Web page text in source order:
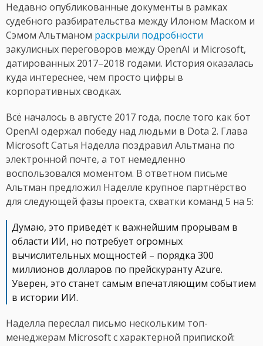
Недавно опубликованные документы в рамках
судебного разбирательства между Илоном Маском и
Сэмом Альтманом раскрыли подробности
закулисных переговоров между OpenAI и Microsoft,
датированных 2017–2018 годами. История оказалась
куда интереснее, чем просто цифры в
корпоративных сводках.
Всё началось в августе 2017 года, после того как бот
OpenAI одержал победу над людьми в Dota 2. Глава
Microsoft Сатья Наделла поздравил Альтмана по
электронной почте, а тот немедленно
воспользовался моментом. В ответном письме
Альтман предложил Наделле крупное партнёрство
для следующей фазы проекта, схватки команд 5 на 5:
Думаю, это приведёт к важнейшим прорывам в
области ИИ, но потребует огромных
вычислительных мощностей – порядка 300
миллионов долларов по прейскуранту Azure.
Уверен, это станет самым впечатляющим событием
в истории ИИ.
Наделла переслал письмо нескольким топ-
менеджерам Microsoft с характерной припиской: